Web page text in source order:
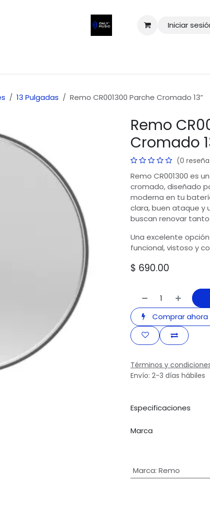
Iniciar
13 Pulgadas Remo CR001300 Parche Cromado 13”
Remo
Cromado
(0
Remo CR001300 es
cromado, diseñado
moderna en tu
clara, buen ataque y
buscan renovar
Una excelente
funcional, vistoso y
$ 690.00
Comprar ahora
Términos y
Envío: 2-3 días hábiles
Especificaciones
Marca
Marca: Remo